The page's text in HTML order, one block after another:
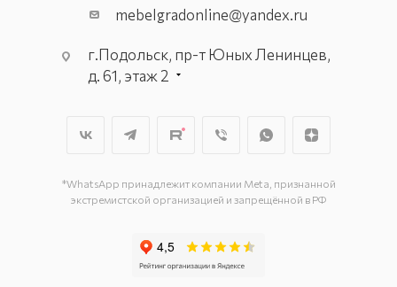
mebelgradonline@yandex.ru
г.Подольск, пр-т Юных Ленинцев,
д. 61, этаж 2
г. Подольск, ул. Станционная, д. 11
*WhatsApp принадлежит компании Meta, признанной
экстремистской организацией и запрещённой в РФ